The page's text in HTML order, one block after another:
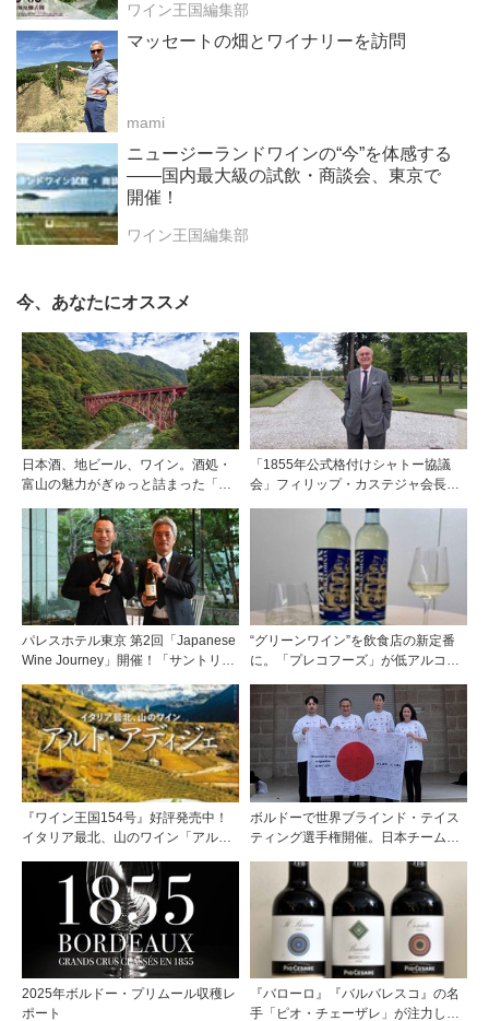
ワイン王国編集部
マッセートの畑とワイナリーを訪問
mami
ニュージーランドワインの“今”を体感する
――国内最大級の試飲・商談会、東京で
開催！
ワイン王国編集部
今、あなたにオススメ
日本酒、地ビール、ワイン。酒処・
富山の魅力がぎゅっと詰まった「黒
「1855年公式格付けシャトー協議
会」フィリップ・カステジャ会長イ
1855年格付け、170年目の再評価
パレスホテル東京 第2回「Japanese
Wine Journey」開催！「サントリー
インメーカー 篠田 健太郎氏が来場
“グリーンワイン”を飲食店の新定番
に。「プレコフーズ」が低アルコー
『ワイン王国154号』好評発売中！
イタリア最北、山のワイン「アル
エが偏愛するシャンパーニュ」第二
特集「この夏の主役！ ナチュラルな
ロゼワイン」
ボルドーで世界ブラインド・テイス
ティング選手権開催。日本チームが4
2025年ボルドー・プリムール収穫レ
ポート
『バローロ』『バルバレスコ』の名
手「ピオ・チェーザレ」が注力し